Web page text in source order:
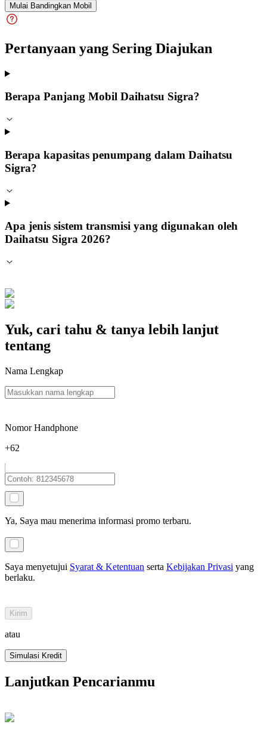
Mulai Bandingkan Mobil
Pertanyaan yang Sering Diajukan
Berapa Panjang Mobil Daihatsu Sigra?
Berapa kapasitas penumpang dalam Daihatsu
Sigra?
Apa jenis sistem transmisi yang digunakan oleh
Daihatsu Sigra 2026?
Yuk, cari tahu & tanya lebih lanjut
tentang
Nama Lengkap
Nomor Handphone
+62
Ya, Saya mau menerima informasi promo terbaru.
Saya menyetujui Syarat & Ketentuan serta Kebijakan Privasi yang
berlaku.
Kirim
atau
Simulasi Kredit
Lanjutkan Pencarianmu